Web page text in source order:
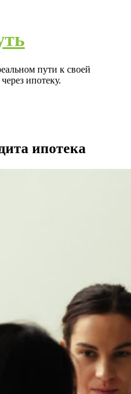
пути к своей
ипотеку.
ипотека